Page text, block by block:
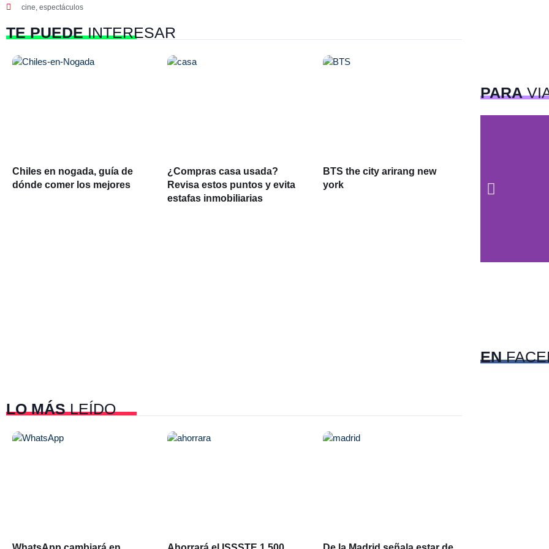
cine, espectáculos
TE PUEDEINTERESAR
Chiles en nogada, guía de
dónde comer los mejores
¿Compras casa usada?
Revisa estos puntos y evita
estafas inmobiliarias
BTS the city arirang new
york
LO MÁSLEÍDO
PARA
EN